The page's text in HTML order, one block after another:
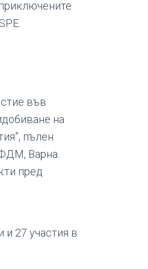
във
на
пълен
Варна.
пред
и 27 участия в